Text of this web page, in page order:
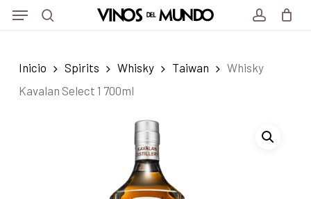
Skip
content
Menu
Inicio Spirits Whisky Taiwan
Whisky
Kavalan Select 1 700ml
Menu